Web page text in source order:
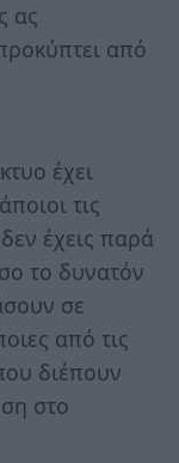
ας
από
έχει
τις
έχεις παρά
το δυνατόν
σε
από τις
διέπουν
στο